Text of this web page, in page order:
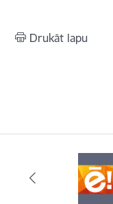
Drukāt lapu